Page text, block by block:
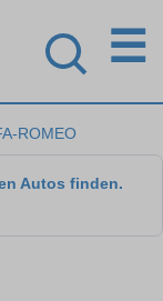
☰
ROMEO
Autos finden.